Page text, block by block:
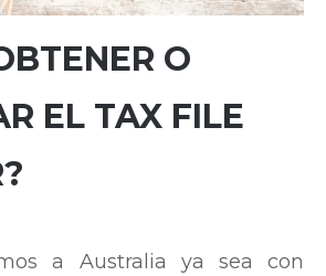
O
EL TAX FILE
a Australia ya sea con